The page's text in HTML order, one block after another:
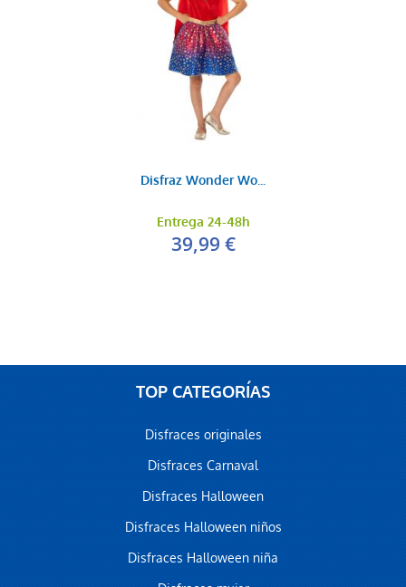
Disfraz Wonder Wo...
Entrega 24-48h
39,99 €
TOP CATEGORÍAS
Disfraces originales
Disfraces Carnaval
Disfraces Halloween
Disfraces Halloween niños
Disfraces Halloween niña